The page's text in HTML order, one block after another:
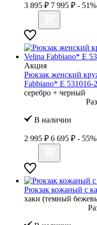
3 895 ₽ 7 995 ₽ - 51%
Акция
Рюкзак женский
Fabbiano* E 531016-
серебро + черный
В наличии
2 995 ₽ 6 695 ₽ - 55%
Рюкзак кожаный с
хаки (темный